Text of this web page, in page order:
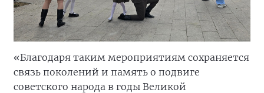
«Благодаря таким мероприятиям сохраняется
связь поколений и память о подвиге
советского народа в годы Великой